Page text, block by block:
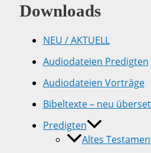
Downloads
NEU / AKTUELL
Audiodateien Predigten
Audiodateien Vorträge
Bibeltexte – neu
Predigten
Altes